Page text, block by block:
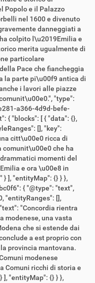
Popolo e il Palazzo
nel 1600 e divenuto
danneggiati a
colpito l\u2019Emilia e
merita ugualmente di
particolare
Pace che fiancheggia
la parte pi\u00f9 antica di
i lavori alle piazze
"type":
che ha
momenti del
e ora \u00e8 in
"text",
modenese, una vasta
che si estende dai
a est proprio con
provincia mantovana.
modenese
Comuni ricchi di storia e